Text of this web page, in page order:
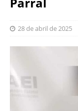
28 de abril de 2025